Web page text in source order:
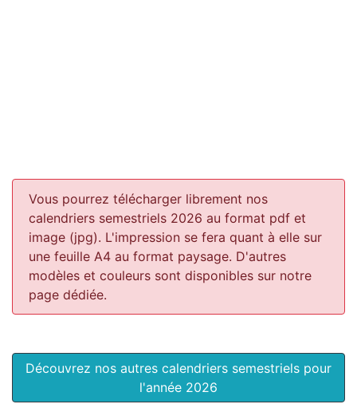
Vous pourrez télécharger librement nos
calendriers semestriels 2026 au format pdf et
image (jpg). L'impression se fera quant à elle sur
une feuille A4 au format paysage. D'autres
modèles et couleurs sont disponibles sur notre
page dédiée.
Découvrez nos autres calendriers semestriels pour
l'année 2026